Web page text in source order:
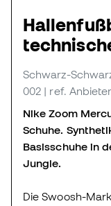
Schwarz-
002 | ref.
Nike Zoom
Schuhe.
Basisschuhe in
Jungle.
Die Swoosh-